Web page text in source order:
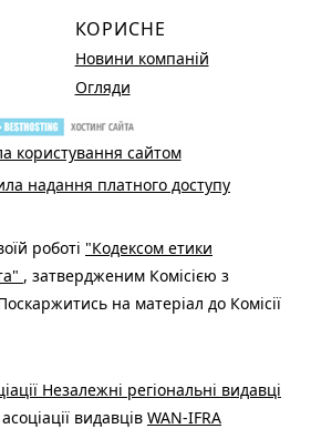
КОРИСНЕ
Новини компаній
Огляди
користування сайтом
надання платного доступу
роботі "Кодексом етики
, затвердженим Комісією з
на матеріал до Комісії
Незалежні регіональні видавці
видавців WAN-IFRA